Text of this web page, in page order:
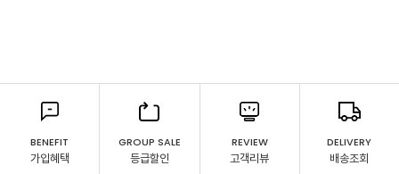
BENEFIT
가입혜택
GROUP SALE
등급할인
REVIEW
고객리뷰
DELIVERY
배송조회